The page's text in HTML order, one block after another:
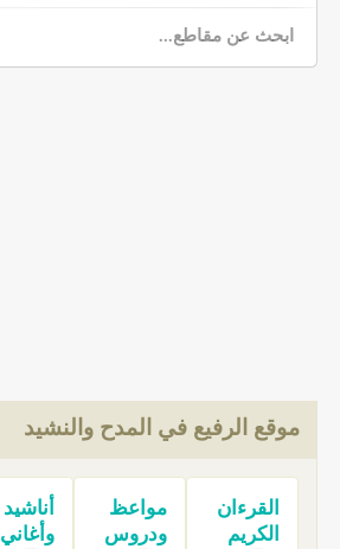
موقع الرفيع في المدح والنشيد
القرءان
الكريم
مواعظ
ودروس
أناشيد
وأغاني